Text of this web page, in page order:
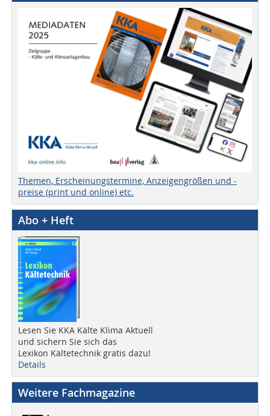
Themen, Erscheinungstermine, Anzeigengrößen und -
preise (print und online) etc.
Abo + Heft
Lesen Sie KKA Kälte Klima Aktuell
und sichern Sie sich das
Lexikon Kältetechnik gratis dazu!
Details
Weitere Fachmagazine